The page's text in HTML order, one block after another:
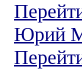
Юрий